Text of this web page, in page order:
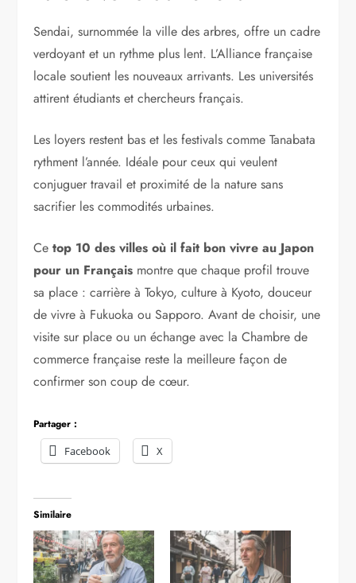
Sendai, surnommée la ville des arbres, offre un cadre
verdoyant et un rythme plus lent. L’Alliance française
locale soutient les nouveaux arrivants. Les universités
attirent étudiants et chercheurs français.
Les loyers restent bas et les festivals comme Tanabata
rythment l’année. Idéale pour ceux qui veulent
conjuguer travail et proximité de la nature sans
sacrifier les commodités urbaines.
Cetop 10 des villes où il fait bon vivre au Japon
pour un Français montre que chaque profil trouve
sa place : carrière à Tokyo, culture à Kyoto, douceur
de vivre à Fukuoka ou Sapporo. Avant de choisir, une
visite sur place ou un échange avec la Chambre de
commerce française reste la meilleure façon de
confirmer son coup de cœur.
Partager :
Facebook
X
Similaire